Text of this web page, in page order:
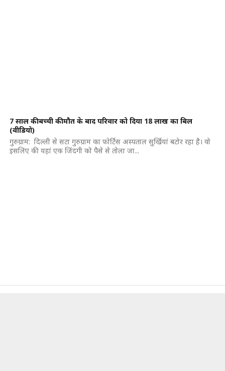
7 साल की बच्ची की मौत के बाद परिवार को दिया 18 लाख का बिल
(वीडियो)
गुरुग्राम: दिल्ली से सटा गुरुग्राम का फोर्टिस अस्पताल सुर्खियां बटोर रहा है। वो
इसलिए की यहां एक जिंदगी को पैसे से तोला जा...